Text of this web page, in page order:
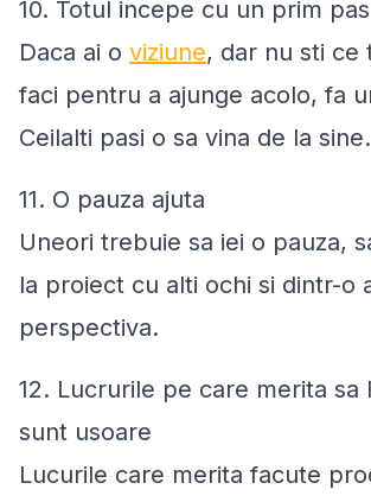
10. Totul incepe cu un prim pas
Daca ai o viziune, dar nu sti ce
faci pentru a ajunge acolo, fa
Ceilalti pasi o sa vina de la sine.
11. O pauza ajuta
Uneori trebuie sa iei o pauza,
la proiect cu alti ochi si dintr-o
perspectiva.
12. Lucrurile pe care merita sa
sunt usoare
Lucurile care merita facute